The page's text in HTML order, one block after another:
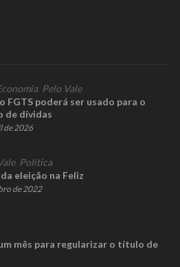
, Pelo Vale
FGTS poderá ser usado para o
de dívidas
de 2026
, Política
eleição na Feliz
de 2022
mês para regularizar o título de